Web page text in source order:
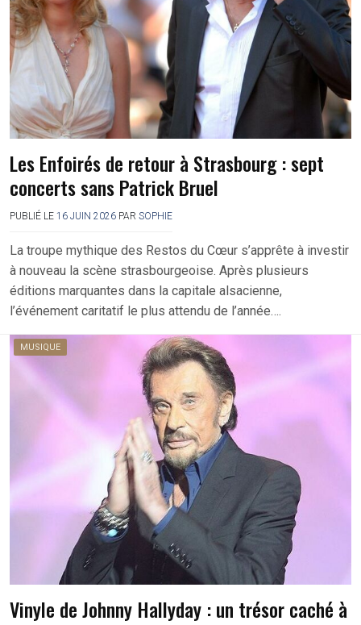
Les Enfoirés de retour à Strasbourg : sept
concerts sans Patrick Bruel
PUBLIÉ LE 16 JUIN 2026 PAR SOPHIE
La troupe mythique des Restos du Cœur s’apprête à investir
à nouveau la scène strasbourgeoise. Après plusieurs
éditions marquantes dans la capitale alsacienne,
l’événement caritatif le plus attendu de l’année….
MUSIQUE
Vinyle de Johnny Hallyday : un trésor caché à